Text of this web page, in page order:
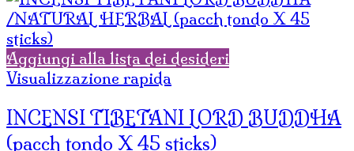
Aggiungi alla lista dei desideri
Visualizzazione rapida
INCENSI TIBETANI LORD BUDDHA
(pacch tondo X 45 sticks)